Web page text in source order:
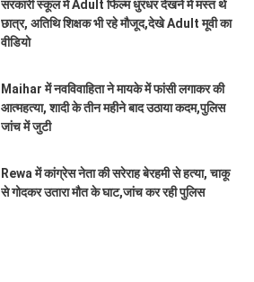
सरकारी स्कूल में Adult फिल्म धुरंधर देखने में मस्त थे
छात्र, अतिथि शिक्षक भी रहे मौजूद,देखे Adult मूवी का
वीडियो
Maihar में नवविवाहिता ने मायके में फांसी लगाकर की
आत्महत्या, शादी के तीन महीने बाद उठाया कदम,पुलिस
जांच में जुटी
Rewa में कांग्रेस नेता की सरेराह बेरहमी से हत्या, चाकू
से गोदकर उतारा मौत के घाट,जांच कर रही पुलिस